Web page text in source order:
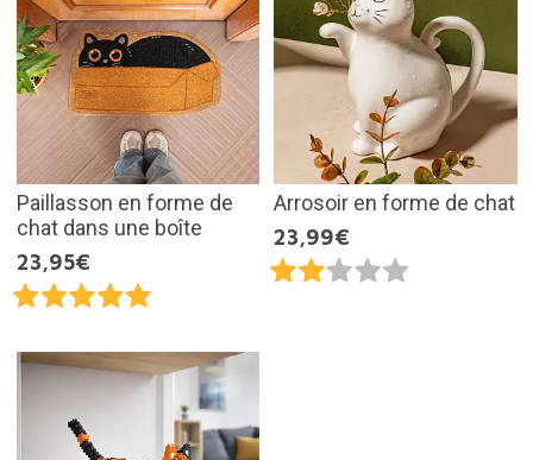
Paillasson en forme de
chat dans une boîte
23,95€
Arrosoir en forme de chat
23,99€